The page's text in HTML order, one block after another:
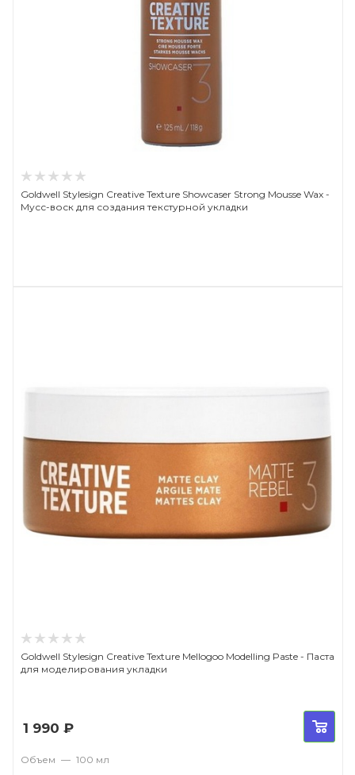
Goldwell Stylesign Creative Texture Showcaser Strong Mousse Wax -
Мусс-воск для создания текстурной укладки
Goldwell Stylesign Creative Texture Mellogoo Modelling Paste - Паста
для моделирования укладки
1 990 ₽
Объем — 100 мл